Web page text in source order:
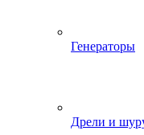
Генераторы
Дрели и